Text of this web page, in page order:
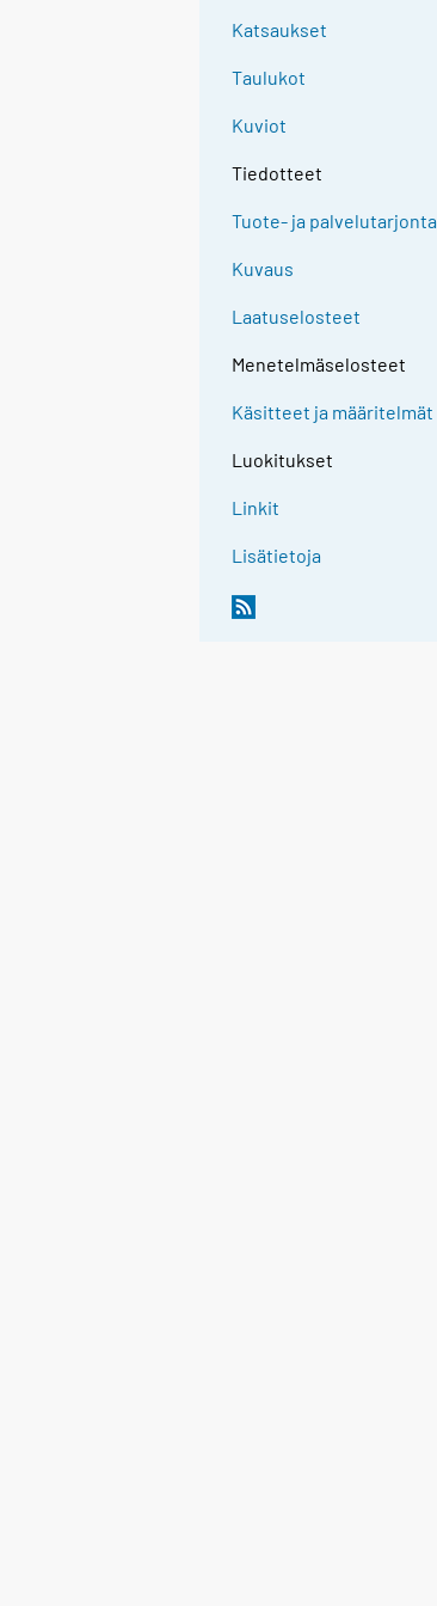
Katsaukset
Taulukot
Kuviot
Tiedotteet
Tuote- ja palvelutarjonta
Kuvaus
Laatuselosteet
Menetelmäselosteet
Käsitteet ja määritelmät
Luokitukset
Linkit
Lisätietoja